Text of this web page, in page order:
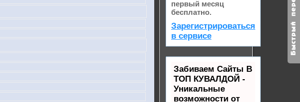
первый месяц
бесплатно.
Зарегистрироваться
в сервисе
Забиваем Сайты В
ТОП КУВАЛДОЙ -
Уникальные
возможности от